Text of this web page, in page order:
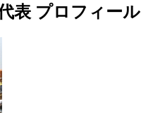
表 プロフィール